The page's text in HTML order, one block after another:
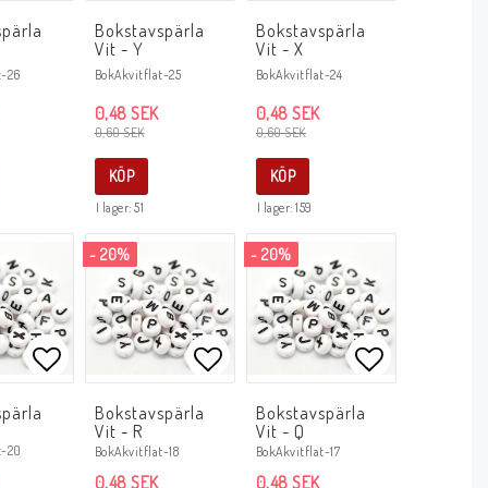
Lägg till i favoritlistan
26
Lägg till i favoritlistan
Bokstavspärla
Vit - Y
BokAkvitflat-25
0,60 SEK
0,48 SEK
I lager: 51
KÖP
Lägg till i
Bokstavspärla
Vit - X
BokAkvitflat-24
0,60 SEK
0,48 SEK
I lager: 159
KÖP
Lägg till i favoritlistan
20
- 20%
Lägg till i favoritlistan
Bokstavspärla
Vit - R
BokAkvitflat-18
0,48 SEK
- 20%
Lägg till i
Bokstavspärla
Vit - Q
BokAkvitflat-17
0,48 SEK